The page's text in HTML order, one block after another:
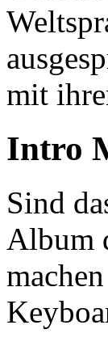
mit
Intro
Sind
Album